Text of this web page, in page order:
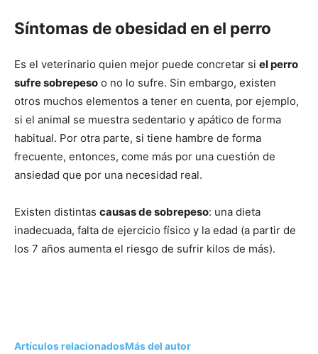
Síntomas de obesidad en el perro
Es el veterinario quien mejor puede concretar si el perro
sufre sobrepeso o no lo sufre. Sin embargo, existen
otros muchos elementos a tener en cuenta, por ejemplo,
si el animal se muestra sedentario y apático de forma
habitual. Por otra parte, si tiene hambre de forma
frecuente, entonces, come más por una cuestión de
ansiedad que por una necesidad real.
Existen distintas causas de sobrepeso: una dieta
inadecuada, falta de ejercicio físico y la edad (a partir de
los 7 años aumenta el riesgo de sufrir kilos de más).
Artículos relacionadosMás del autor